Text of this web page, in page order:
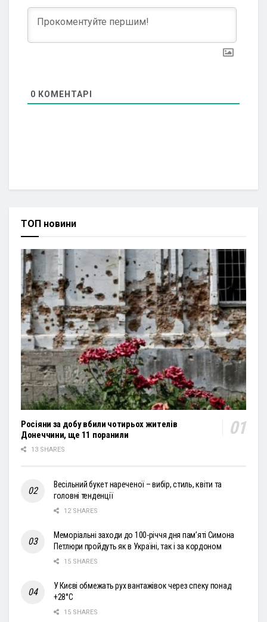
0 КОМЕНТАРІ
ТОП новини
Росіяни за добу вбили чотирьох жителів
Донеччини, ще 11 поранили
13 SHARES
Весільний букет нареченої – вибір, стиль, квіти та
головні тенденції
12 SHARES
Меморіальні заходи до 100-річчя дня пам’яті Симона
Петлюри пройдуть як в Україні, так і за кордоном
15 SHARES
У Києві обмежать рух вантажівок через спеку понад
+28°С
15 SHARES